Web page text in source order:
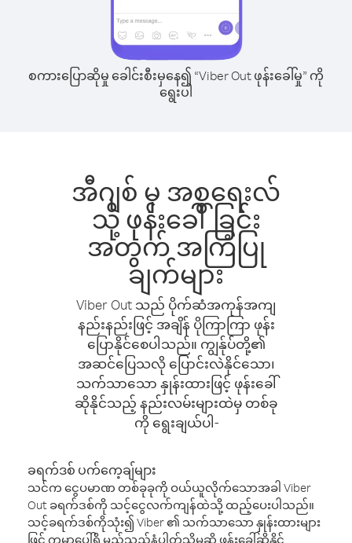
စကားပြောဆိုမှု ခေါင်းစီးမှနေ၍ “Viber Out ဖုန်းခေါ်မှု” ကို
ရွေးပါ
အီဂျစ် မှ အစ္စရေးလ်
သို့ ဖုန်းခေါ်ခြင်း
အတွက် အကြံပြု
ချက်များ
Viber Out သည် ပိုက်ဆံအကုန်အကျ
နည်းနည်းဖြင့် အချိန် ပိုကြာကြာ ဖုန်း
ပြောနိုင်စေပါသည်။ ကျွန်ုပ်တို့၏
အဆင်ပြေသလို ပြောင်းလဲနိုင်သော၊
သက်သာသော နှုန်းထားဖြင့် ဖုန်းခေါ်
ဆိုနိုင်သည့် နည်းလမ်းများထဲမှ တစ်ခု
ကို ရွေးချယ်ပါ-
ခရက်ဒစ် ပက်ကေ့ချ်များ
သင်က ငွေပမာဏ တစ်ခုခုကို ဝယ်ယူလိုက်သောအခါ Viber
Out ခရက်ဒစ်ကို သင့်ငွေလက်ကျန်ထဲသို့ ထည့်ပေးပါသည်။
သင့်ခရက်ဒစ်ကိုသုံး၍ Viber ၏ သက်သာသော နှုန်းထားများ
ဖြင့် ကမ္ဘာပေါ်ရှိ မည်သည့်နံပါတ်သို့မဆို ဖုန်းခေါ်ဆိုနိုင်